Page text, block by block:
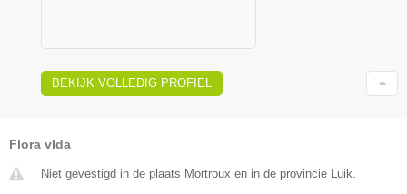
BEKIJK VOLLEDIG PROFIEL
Flora vIda
Niet gevestigd in de plaats Mortroux en in de provincie Luik.